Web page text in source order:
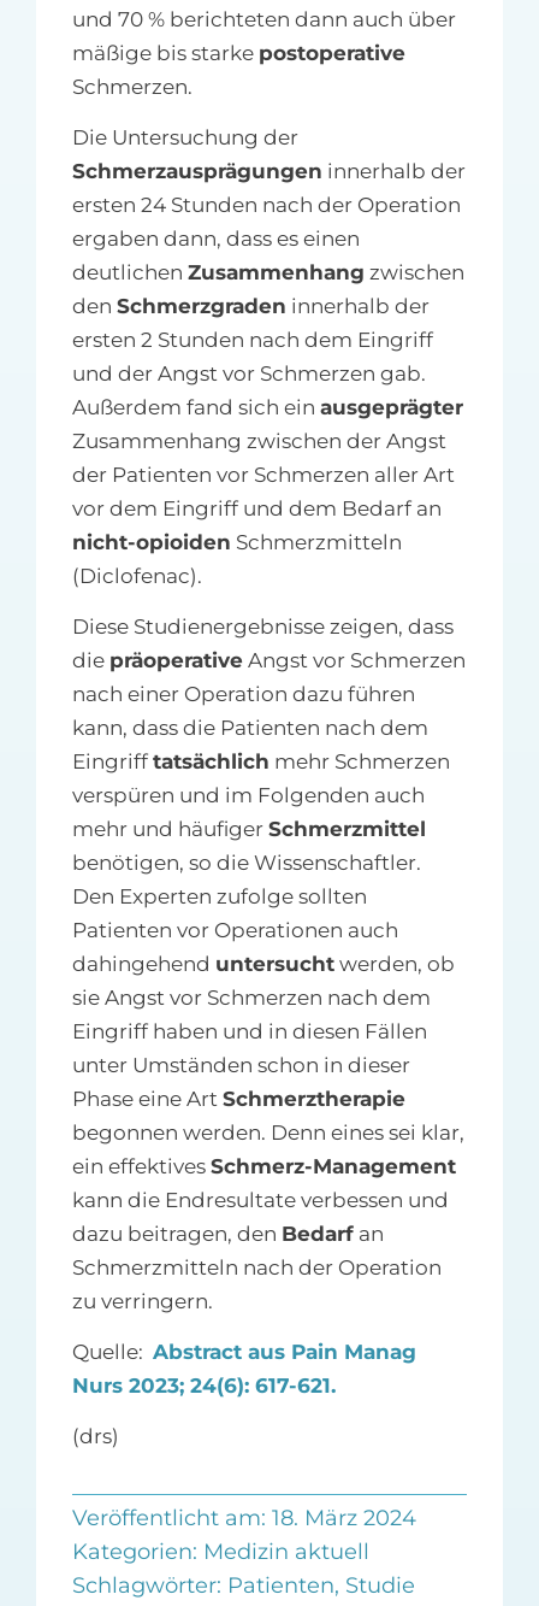
und 70 % berichteten dann auch über
mäßige bis starke postoperative
Schmerzen.
Die Untersuchung der
Schmerzausprägungen innerhalb der
ersten 24 Stunden nach der Operation
ergaben dann, dass es einen
deutlichen Zusammenhang zwischen
den Schmerzgraden innerhalb der
ersten 2 Stunden nach dem Eingriff
und der Angst vor Schmerzen gab.
Außerdem fand sich ein ausgeprägter
Zusammenhang zwischen der Angst
der Patienten vor Schmerzen aller Art
vor dem Eingriff und dem Bedarf an
nicht-opioiden Schmerzmitteln
(Diclofenac).
Diese Studienergebnisse zeigen, dass
die präoperativeAngst vor Schmerzen
nach einer Operation dazu führen
kann, dass die Patienten nach dem
Eingriff tatsächlich mehr Schmerzen
verspüren und im Folgenden auch
mehr und häufiger Schmerzmittel
benötigen, so die Wissenschaftler.
Den Experten zufolge sollten
Patienten vor Operationen auch
dahingehend untersuchtwerden, ob
sie Angst vor Schmerzen nach dem
Eingriff haben und in diesen Fällen
unter Umständen schon in dieser
Phase eine Art Schmerztherapie
begonnen werden. Denn eines sei klar,
ein effektives Schmerz-Management
kann die Endresultate verbessen und
dazu beitragen, den Bedarfan
Schmerzmitteln nach der Operation
zu verringern.
Quelle: Abstract aus Pain Manag
Nurs 2023; 24(6): 617-621.
(drs)
Veröffentlicht am: 18. März 2024
Kategorien: Medizin aktuell
Schlagwörter: Patienten, Studie